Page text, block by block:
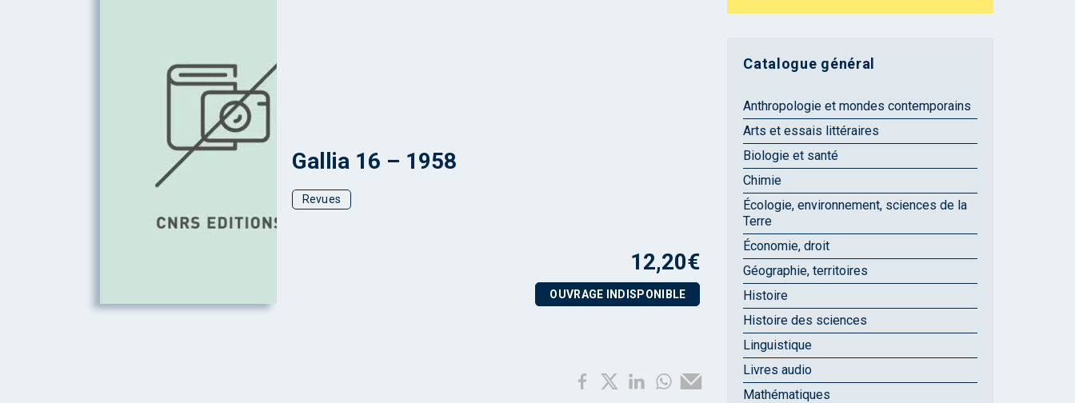
Gallia 16 – 1958
Revues
12,20€
OUVRAGE INDISPONIBLE
Catalogue général
Anthropologie et mondes contemporains
Arts et essais littéraires
Biologie et santé
Chimie
Écologie, environnement, sciences de la
Terre
Économie, droit
Géographie, territoires
Histoire
Histoire des sciences
Linguistique
Livres audio
Mathématiques